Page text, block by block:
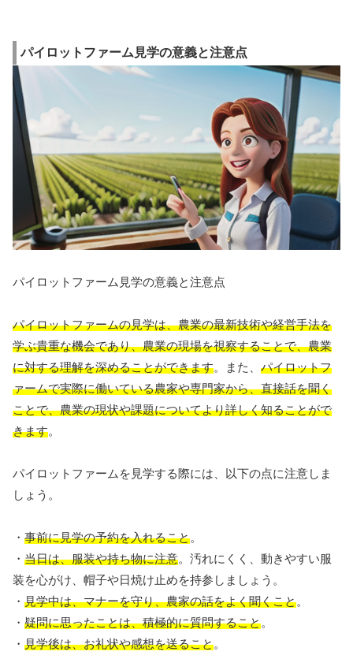
パイロットファーム見学の意義と注意点
パイロットファーム見学の意義と注意点
パイロットファームの見学は、農業の最新技術や経営手法を
学ぶ貴重な機会であり、農業の現場を視察することで、農業
に対する理解を深めることができます。また、 パイロットフ
ァームで実際に働いている農家や専門家から、直接話を聞く
ことで、農業の現状や課題についてより詳しく知ることがで
きます。
パイロットファームを見学する際には、以下の点に注意しま
しょう。
・ 事前に見学の予約を入れること。
・ 当日は、服装や持ち物に注意。汚れにくく、動きやすい服
装を心がけ、帽子や日焼け止めを持参しましょう。
・ 見学中は、マナーを守り、農家の話をよく聞くこと。
・ 疑問に思ったことは、積極的に質問すること。
・ 見学後は、お礼状や感想を送ること。